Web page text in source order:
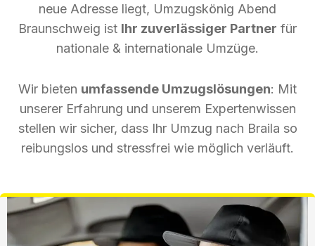
neue Adresse liegt, Umzugskönig Abend
Braunschweig ist Ihr zuverlässiger Partner für
nationale & internationale Umzüge.
Wir bieten umfassende Umzugslösungen: Mit
unserer Erfahrung und unserem Expertenwissen
stellen wir sicher, dass Ihr Umzug nach Braila so
reibungslos und stressfrei wie möglich verläuft.